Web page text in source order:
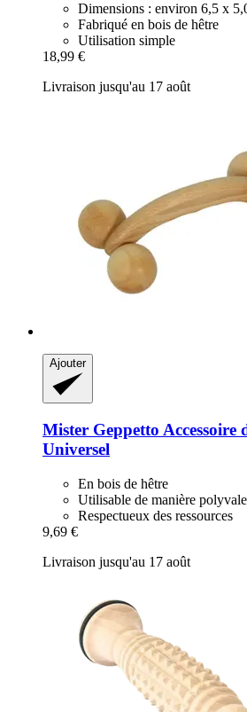
Dimensions : environ 6,5 x
Fabriqué en bois de hêtre
Utilisation simple
18,99 €
Livraison jusqu'au 17 août
Ajouter
Mister Geppetto Accessoire
Universel
En bois de hêtre
Utilisable de manière
Respectueux des ressources
9,69 €
Livraison jusqu'au 17 août